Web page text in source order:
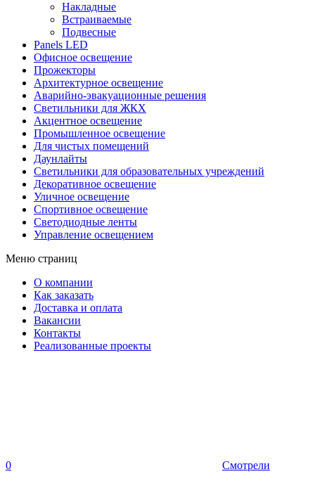
Накладные
Встраиваемые
Подвесные
Panels LED
Офисное освещение
Прожекторы
Архитектурное освещение
Аварийно-эвакуационные решения
Светильники для ЖКХ
Акцентное освещение
Промышленное освещение
Для чистых помещений
Даунлайты
Светильники для образовательных учреждений
Декоративное освещение
Уличное освещение
Спортивное освещение
Светодиодные ленты
Управление освещением
Меню страниц
О компании
Как заказать
Доставка и оплата
Вакансии
Контакты
Реализованные проекты
0 Смотрели